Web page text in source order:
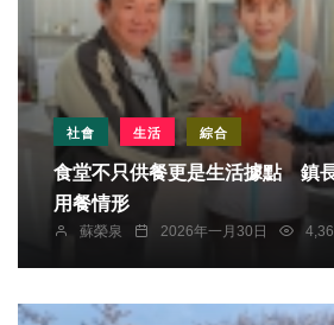
社會 生活 綜合
食堂不只供餐更是生活據點 鎮
用餐情形
蘇榮泉 2026年一月30日